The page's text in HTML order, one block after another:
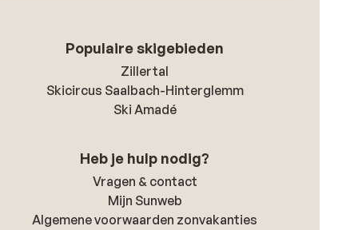
Populaire skigebieden
Zillertal
Skicircus Saalbach-Hinterglemm
Ski Amadé
Heb je hulp nodig?
Vragen & contact
Mijn Sunweb
Algemene voorwaarden zonvakanties